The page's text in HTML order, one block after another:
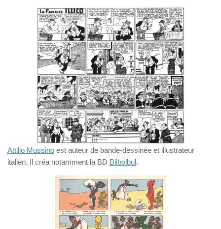
Attilio Mussino est auteur de bande-dessinée et illustrateur
italien. Il créa notamment la BD Bilbolbul.